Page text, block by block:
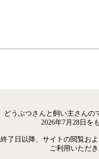
どうぶつさんと飼い主さんの
2026年7月28日を
終了日以降、サイトの閲覧お
ご利用いただ